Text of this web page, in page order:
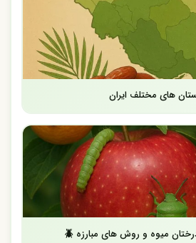
های مختلف ایران
میوه و روش های مبارزه 🪲